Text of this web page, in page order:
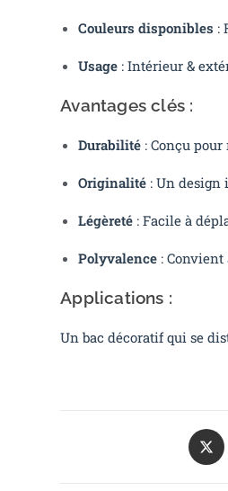
Couleurs disponibles :
Usage : Intérieur &
Avantages clés :
Durabilité : Conçu
Originalité : Un design
Légèreté : Facile à
Polyvalence :
Applications :
Un bac décoratif qui se